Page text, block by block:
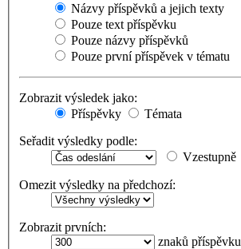
Názvy příspěvků a jejich texty
Pouze text příspěvku
Pouze názvy příspěvků
Pouze první příspěvek v tématu
Zobrazit výsledek jako:
Příspěvky
Témata
Seřadit výsledky podle:
Vzestupně
Omezit výsledky na předchozí:
Zobrazit prvních:
znaků příspěvku